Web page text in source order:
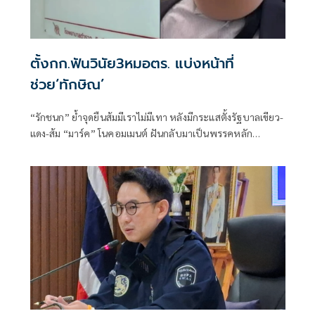
ตั้งกก.ฟันวินัย3หมอตร. แบ่งหน้าที่
ช่วย‘ทักษิณ’
“รักชนก” ย้ำจุดยืนส้มมีเราไม่มีเทา หลังมีกระแสตั้งรัฐบาลเขียว-
แดง-ส้ม “มาร์ค” โนคอมเมนต์ ฝันกลับมาเป็นพรรคหลัก